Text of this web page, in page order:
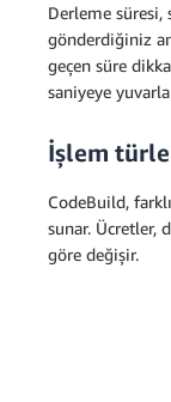
Derleme süresi,
gönderdiğiniz
geçen süre
saniyeye
İşlem
CodeBuild,
sunar. Ücretler,
göre değişir.